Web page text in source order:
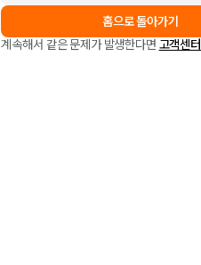
홈으로 돌아가기
계속해서 같은 문제가 발생한다면 고객센터